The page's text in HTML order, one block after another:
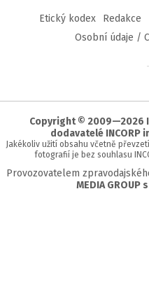
Etický kodex Redakce
Osobní údaje /
Copyright © 2009—2026
dodavatelé INCORP
Jakékoliv užití obsahu včetně
fotografií je bez souhlasu
Provozovatelem
MEDIA GROUP